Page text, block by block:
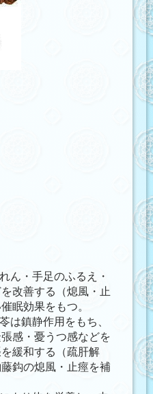
ん・手足のふるえ・
改善する（熄風・止
眠効果をもつ。
は鎮静作用をもち、
感・憂うつ感などを
緩和する（疏肝解
鈎の熄風・止痙を補